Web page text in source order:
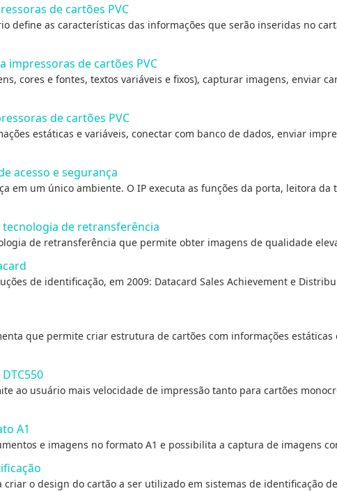
de cartões PVC
define as características das informações que serão inseridas no
impressoras de cartões PVC
cores e fontes, textos variáveis e fixos), capturar imagens, enviar
de cartões PVC
estáticas e variáveis, conectar com banco de dados, enviar
acesso e segurança
em um único ambiente. O IP executa as funções da porta, leitora
de retransferência
de retransferência que permite obter imagens de qualidade
de identificação, em 2009: Datacard Sales Achievement e
que permite criar estrutura de cartões com informações estáticas
ao usuário mais velocidade de impressão tanto para cartões
A1
e imagens no formato A1 e possibilita a captura de imagens
o design do cartão a ser utilizado em sistemas de identificação